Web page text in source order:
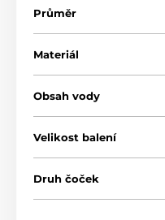
Průměr
Materiál
Obsah vody
Velikost balení
Druh čoček